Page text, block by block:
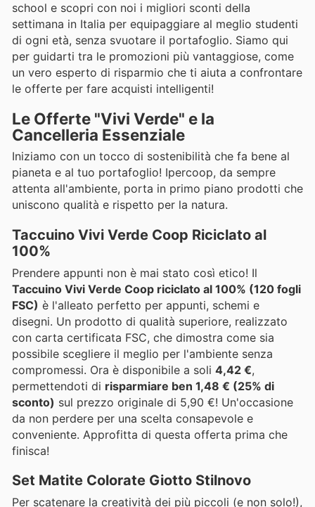
school e scopri con noi i migliori sconti della
settimana in Italia per equipaggiare al meglio studenti
di ogni età, senza svuotare il portafoglio. Siamo qui
per guidarti tra le promozioni più vantaggiose, come
un vero esperto di risparmio che ti aiuta a confrontare
le offerte per fare acquisti intelligenti!
Le Offerte "Vivi Verde" e la
Cancelleria Essenziale
Iniziamo con un tocco di sostenibilità che fa bene al
pianeta e al tuo portafoglio! Ipercoop, da sempre
attenta all'ambiente, porta in primo piano prodotti che
uniscono qualità e rispetto per la natura.
Taccuino Vivi Verde Coop Riciclato al
100%
Prendere appunti non è mai stato così etico! Il
Taccuino Vivi Verde Coop riciclato al 100% (120 fogli
FSC) è l'alleato perfetto per appunti, schemi e
disegni. Un prodotto di qualità superiore, realizzato
con carta certificata FSC, che dimostra come sia
possibile scegliere il meglio per l'ambiente senza
compromessi. Ora è disponibile a soli 4,42 €,
permettendoti di risparmiare ben 1,48 € (25% di
sconto) sul prezzo originale di 5,90 €! Un'occasione
da non perdere per una scelta consapevole e
conveniente. Approfitta di questa offerta prima che
finisca!
Set Matite Colorate Giotto Stilnovo
Per scatenare la creatività dei più piccoli (e non solo!),